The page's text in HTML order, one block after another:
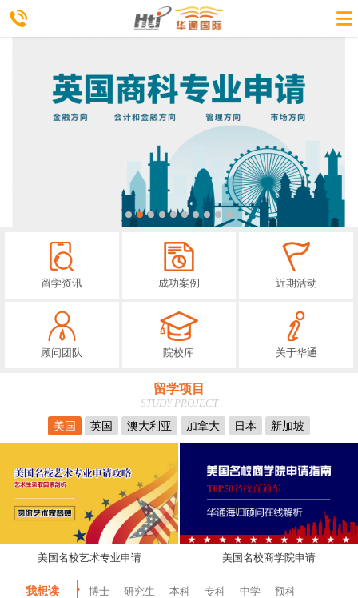
留学资讯 成功案例 近期活动
顾问团队 院校库 关于华通
留学项目
STUDY PROJECT
美国
英国 澳大利亚 加拿大 日本 新加坡
美国名校艺术专业申请 美国名校商学院申请
我想读 博士 研究生 本科 专科 中学 预科